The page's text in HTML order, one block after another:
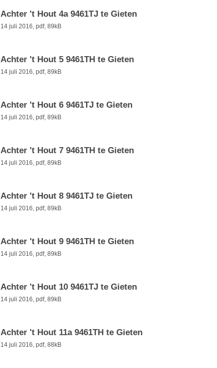
Achter 't Hout 4a 9461TJ te Gieten
14 juli 2016, pdf, 89kB
Achter 't Hout 5 9461TH te Gieten
14 juli 2016, pdf, 89kB
Achter 't Hout 6 9461TJ te Gieten
14 juli 2016, pdf, 89kB
Achter 't Hout 7 9461TH te Gieten
14 juli 2016, pdf, 89kB
Achter 't Hout 8 9461TJ te Gieten
14 juli 2016, pdf, 89kB
Achter 't Hout 9 9461TH te Gieten
14 juli 2016, pdf, 89kB
Achter 't Hout 10 9461TJ te Gieten
14 juli 2016, pdf, 89kB
Achter 't Hout 11a 9461TH te Gieten
14 juli 2016, pdf, 88kB